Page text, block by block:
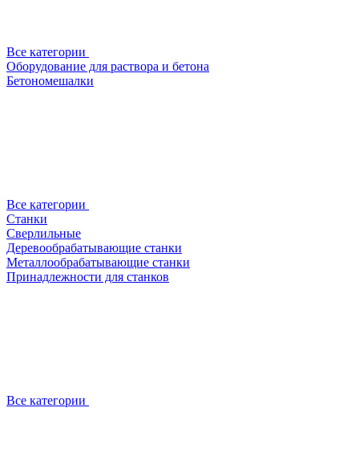
Все категории
Оборудование для раствора и бетона
Бетономешалки
Все категории
Станки
Сверлильные
Деревообрабатывающие станки
Металлообрабатывающие станки
Принадлежности для станков
Все категории